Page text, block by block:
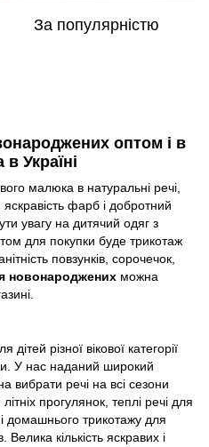
За популярністю
оптом і в
Україні
малюка в натуральні речі,
яскравість фарб і добротний
увагу на дитячий одяг з
для покупки буде трикотаж
повзунків, сорочечок,
новонароджених можна
різної вікової категорії
У нас наданий широкий
речі на всі сезони
прогулянок, теплі речі для
домашнього трикотажу для
Велика кількість яскравих і